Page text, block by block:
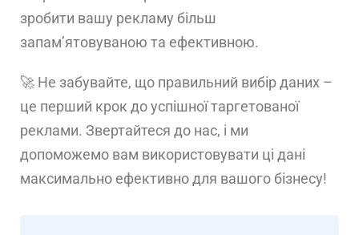
зробити вашу рекламу більш
запам’ятовуваною та ефективною.
🚀 Не забувайте, що правильний вибір даних –
це перший крок до успішної таргетованої
реклами. Звертайтеся до нас, і ми
допоможемо вам використовувати ці дані
максимально ефективно для вашого бізнесу!